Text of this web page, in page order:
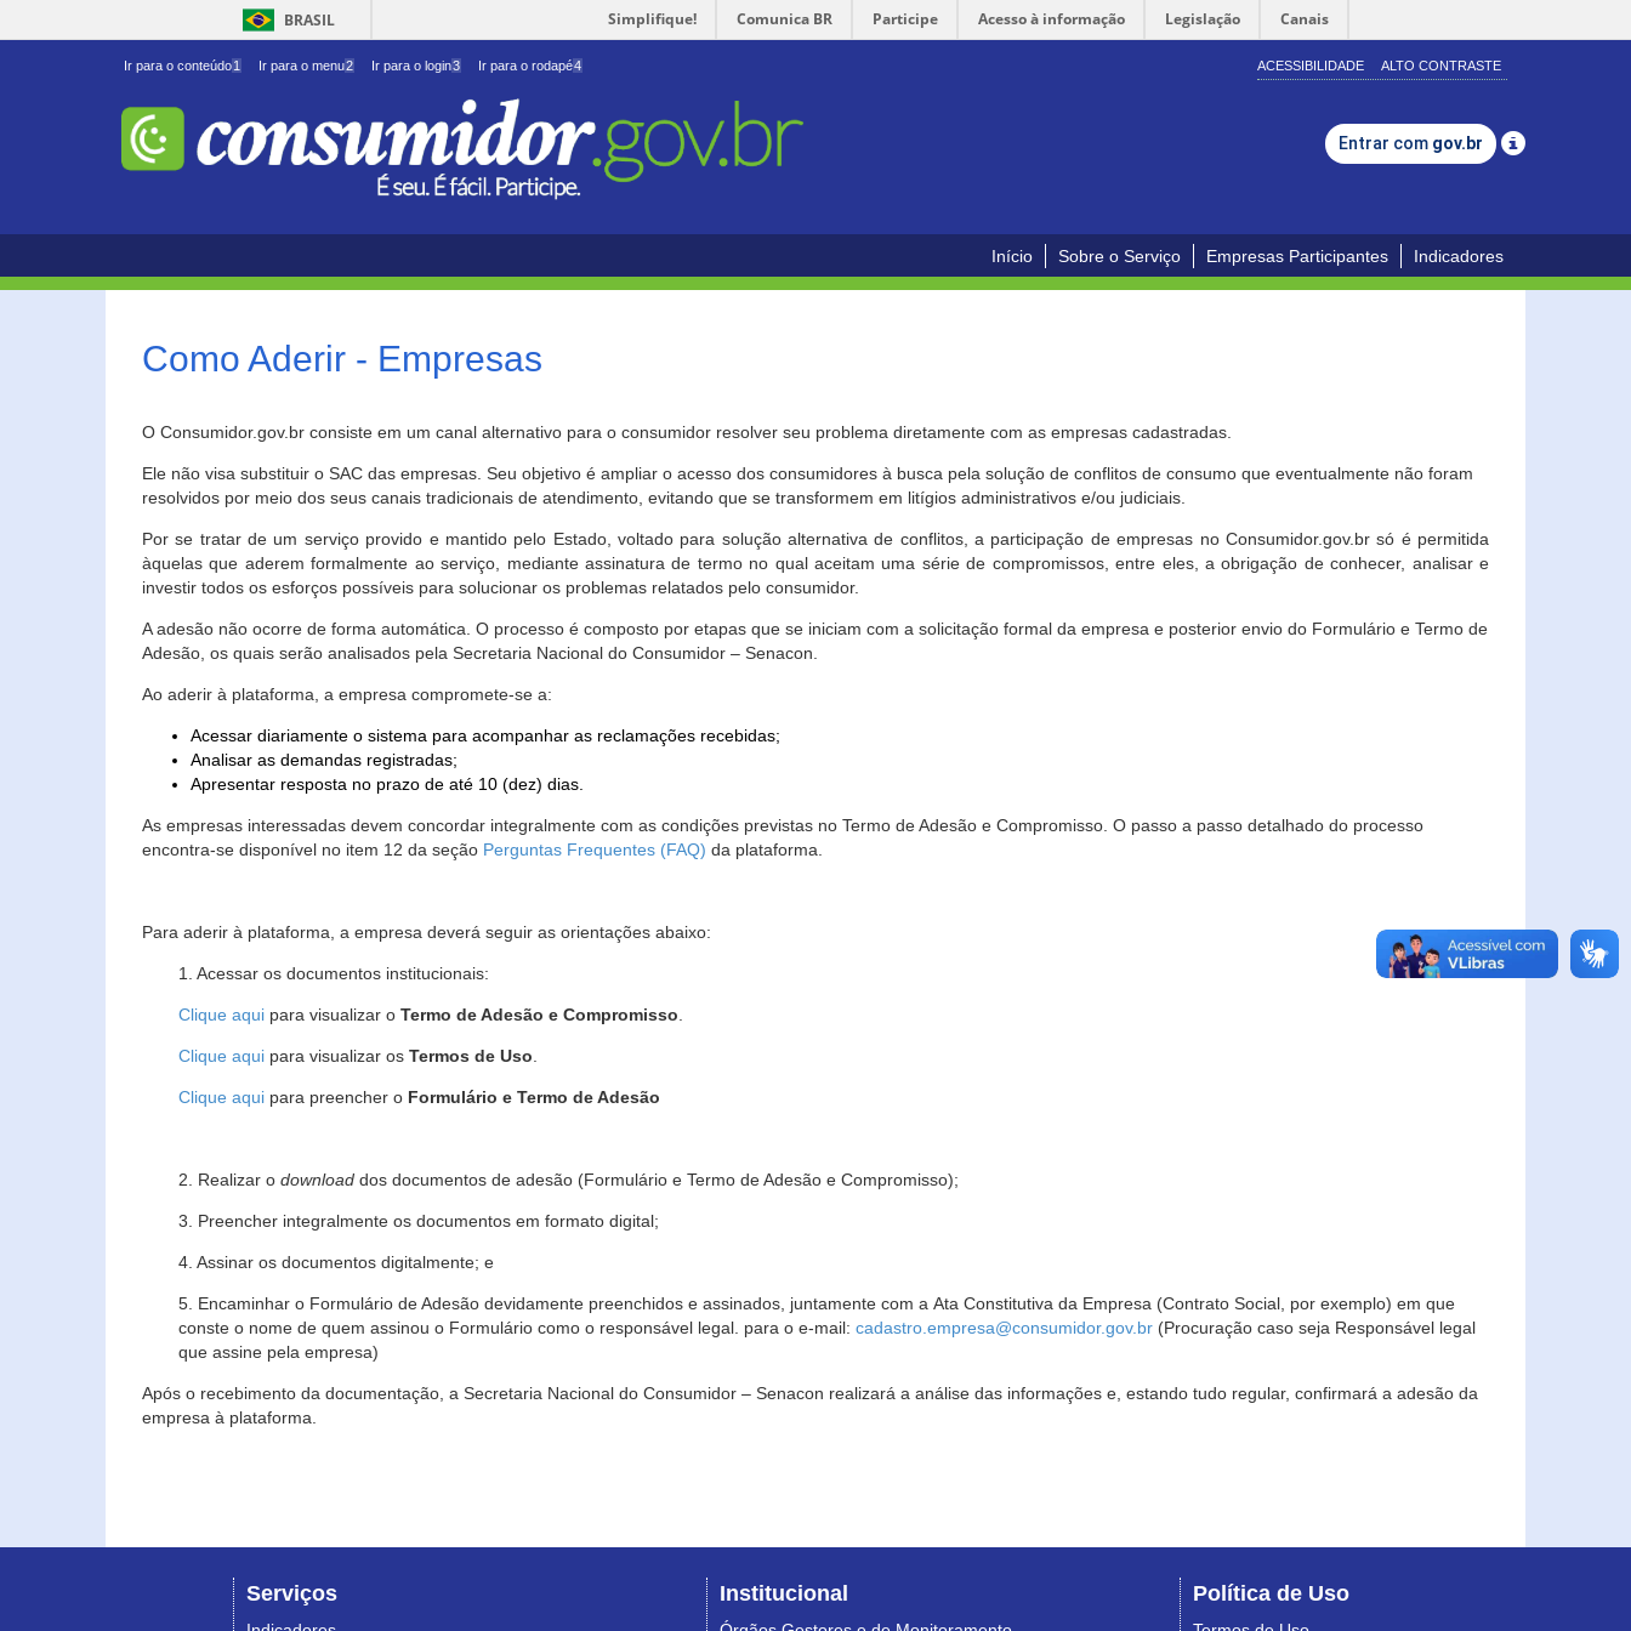
BRASIL Simplifique! Comunica BR Participe Acesso à informação Legislação Canais
Ir para o conteúdo1 Ir para o menu2 Ir para o login3 Ir para o rodapé4 ACESSIBILIDADE ALTO CONTRASTE
Entrar com gov.br
Início Sobre o Serviço Empresas Participantes Indicadores
Como Aderir - Empresas
O Consumidor.gov.br consiste em um canal alternativo para o consumidor resolver seu problema diretamente com as empresas cadastradas.
Ele não visa substituir o SAC das empresas. Seu objetivo é ampliar o acesso dos consumidores à busca pela solução de conflitos de consumo que eventualmente não foram
resolvidos por meio dos seus canais tradicionais de atendimento, evitando que se transformem em litígios administrativos e/ou judiciais.
Por se tratar de um serviço provido e mantido pelo Estado, voltado para solução alternativa de conflitos, a participação de empresas no Consumidor.gov.br só é permitida
àquelas que aderem formalmente ao serviço, mediante assinatura de termo no qual aceitam uma série de compromissos, entre eles, a obrigação de conhecer, analisar e
investir todos os esforços possíveis para solucionar os problemas relatados pelo consumidor.
A adesão não ocorre de forma automática. O processo é composto por etapas que se iniciam com a solicitação formal da empresa e posterior envio do Formulário e Termo de
Adesão, os quais serão analisados pela Secretaria Nacional do Consumidor – Senacon.
Ao aderir à plataforma, a empresa compromete-se a:
Acessar diariamente o sistema para acompanhar as reclamações recebidas;
Analisar as demandas registradas;
Apresentar resposta no prazo de até 10 (dez) dias.
As empresas interessadas devem concordar integralmente com as condições previstas no Termo de Adesão e Compromisso. O passo a passo detalhado do processo
encontra-se disponível no item 12 da seção Perguntas Frequentes (FAQ) da plataforma.
Para aderir à plataforma, a empresa deverá seguir as orientações abaixo:
1. Acessar os documentos institucionais:
Clique aqui para visualizar o Termo de Adesão e Compromisso
Clique aqui para visualizar os Termos de Uso
Clique aqui para preencher o Formulário e Termo de Adesão
2. Realizar o download dos documentos de adesão (Formulário e Termo de Adesão e Compromisso);
3. Preencher integralmente os documentos em formato digital;
4. Assinar os documentos digitalmente; e
5. Encaminhar o Formulário de Adesão devidamente preenchidos e assinados, juntamente com a Ata Constitutiva da Empresa (Contrato Social, por exemplo) em que
conste o nome de quem assinou o Formulário como o responsável legal. para o e-mail: cadastro.empresa@consumidor.gov.br (Procuração caso seja Responsável legal
que assine pela empresa)
Após o recebimento da documentação, a Secretaria Nacional do Consumidor – Senacon realizará a análise das informações e, estando tudo regular, confirmará a adesão da
empresa à plataforma.
Serviços Institucional Política de Uso